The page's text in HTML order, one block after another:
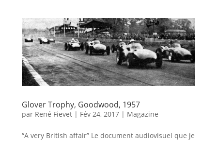
Glover Trophy, Goodwood, 1957
par René Fievet| Fév 24, 2017| Magazine
“A very British affair” Le document audiovisuel que je